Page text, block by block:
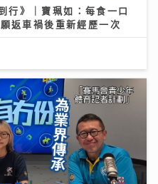
》｜寶珮如：每食一口
返車禍後重新經歷一次